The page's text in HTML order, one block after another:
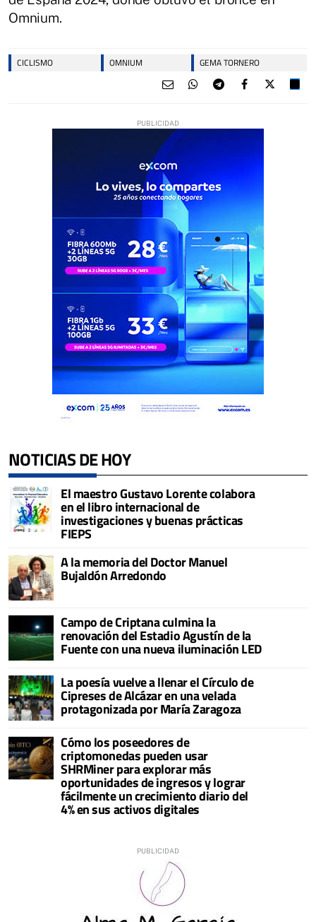
Omnium.
CICLISMO OMNIUM GEMA TORNERO
NOTICIAS DE HOY
El maestro Gustavo Lorente colabora
en el libro internacional de
investigaciones y buenas prácticas
FIEPS
A la memoria del Doctor Manuel
Bujaldón Arredondo
Campo de Criptana culmina la
renovación del Estadio Agustín de la
Fuente con una nueva iluminación LED
La poesía vuelve a llenar el Círculo de
Cipreses de Alcázar en una velada
protagonizada por María Zaragoza
Cómo los poseedores de
criptomonedas pueden usar
SHRMiner para explorar más
oportunidades de ingresos y lograr
fácilmente un crecimiento diario del
4% en sus activos digitales